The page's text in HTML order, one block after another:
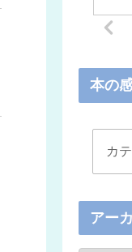
本の
アー